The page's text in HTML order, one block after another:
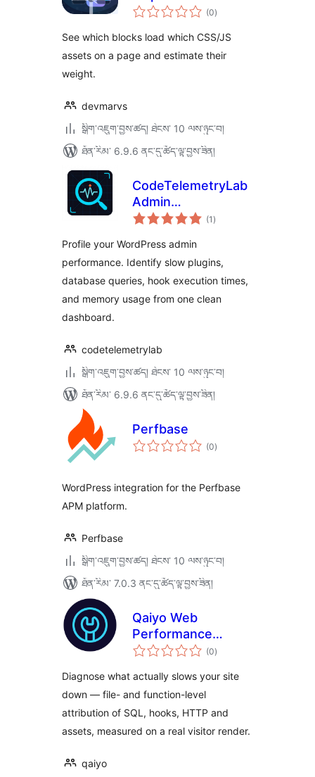
(0གདེང་
འཇོག་
ཚང་།
)
See which blocks load which CSS/JS
assets on a page and estimate their
weight.
devmarvs
སྒྲིག་འཇུག་བྱས་ཚད། ཐེངས་ 10 ལས་ཉུང་བ།
ཐོན་རིམ་ 6.9.6 ནང་དུ་ཚོད་ལྟ་བྱས་ཟིན།
CodeTelemetryLab
Admin
Performance
(1 གདེང་
འཇོག་
)
Profile your WordPress admin
performance. Identify slow plugins,
database queries, hook execution times,
and memory usage from one clean
dashboard.
codetelemetrylab
སྒྲིག་འཇུག་བྱས་ཚད། ཐེངས་ 10 ལས་ཉུང་བ།
ཐོན་རིམ་ 6.9.6 ནང་དུ་ཚོད་ལྟ་བྱས་ཟིན།
Perfbase
(0གདེང་
འཇོག་
)
WordPress integration for the Perfbase
APM platform.
Perfbase
སྒྲིག་འཇུག་བྱས་ཚད། ཐེངས་ 10 ལས་ཉུང་བ།
ཐོན་རིམ་ 7.0.3 ནང་དུ་ཚོད་ལྟ་བྱས་ཟིན།
Qaiyo Web
Performance
Surgeon
(0གདེང་
འཇོག་
ཚང་།
)
Diagnose what actually slows your site
down — file- and function-level
attribution of SQL, hooks, HTTP and
assets, measured on a real visitor render.
qaiyo